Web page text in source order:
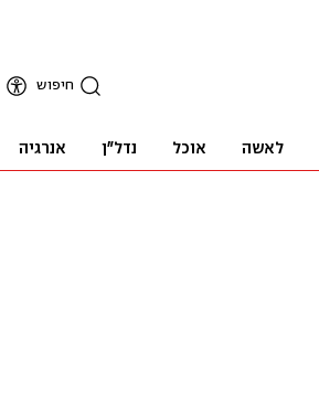
חיפוש
לאשה אוכל נדל"ן אנרגיה